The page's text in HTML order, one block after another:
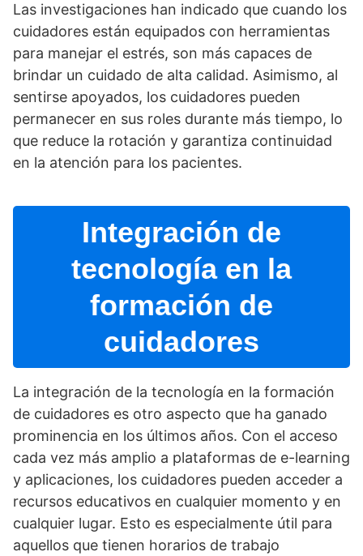
Las investigaciones han indicado que cuando los
cuidadores están equipados con herramientas
para manejar el estrés, son más capaces de
brindar un cuidado de alta calidad. Asimismo, al
sentirse apoyados, los cuidadores pueden
permanecer en sus roles durante más tiempo, lo
que reduce la rotación y garantiza continuidad
en la atención para los pacientes.
Integración de
tecnologí­a en la
formación de
cuidadores
La integración de la tecnologí­a en la formación
de cuidadores es otro aspecto que ha ganado
prominencia en los últimos años. Con el acceso
cada vez más amplio a plataformas de e-learning
y aplicaciones, los cuidadores pueden acceder a
recursos educativos en cualquier momento y en
cualquier lugar. Esto es especialmente útil para
aquellos que tienen horarios de trabajo